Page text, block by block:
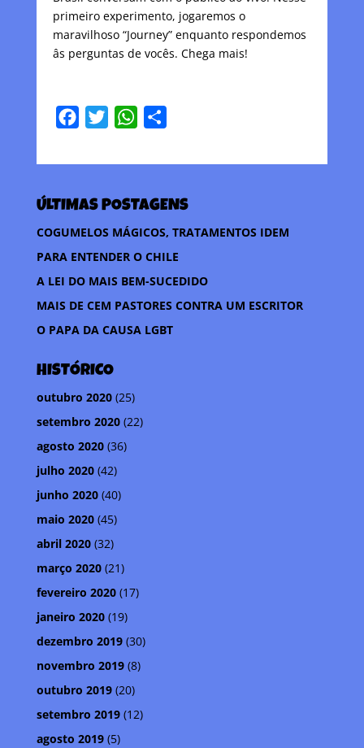
primeiro experimento, jogaremos o
maravilhoso “Journey” enquanto respondemos
âs perguntas de vocês. Chega mais!
c
b
o
o
k
i
t
e
r
W
a
s
A
p
p
m
a
r
t
i
l
h
ÚLTIMAS POSTAGENS
COGUMELOS MÁGICOS, TRATAMENTOS IDEM
PARA ENTENDER O CHILE
A LEI DO MAIS BEM-SUCEDIDO
MAIS DE CEM PASTORES CONTRA UM ESCRITOR
O PAPA DA CAUSA LGBT
HISTÓRICO
outubro 2020(25)
setembro 2020(22)
agosto 2020(36)
julho 2020(42)
junho 2020(40)
maio 2020(45)
abril 2020(32)
março 2020(21)
fevereiro 2020(17)
janeiro 2020(19)
dezembro 2019(30)
novembro 2019(8)
outubro 2019(20)
setembro 2019(12)
agosto 2019(5)